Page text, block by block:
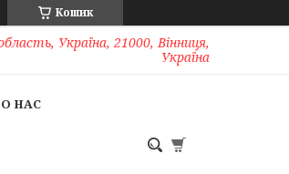
Кошик
Україна, 21000, Вінниця,
Україна
НАС